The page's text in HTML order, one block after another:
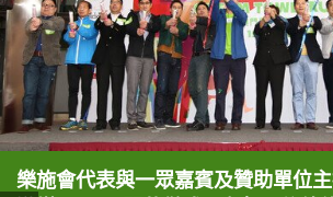
樂施會代表與一眾嘉賓及贊助單位
三人一隊的「隊際接力競跑」健兒
健兒在61樓終點衝線一刻。
嘉賓Soler在台上訪問各組別冠軍
「隊際接力競跑」由愛華跑步隊（
「個人競跑」男子組冠軍由李椅嘉
「個人競跑」女子組由蘇欣欣小姐